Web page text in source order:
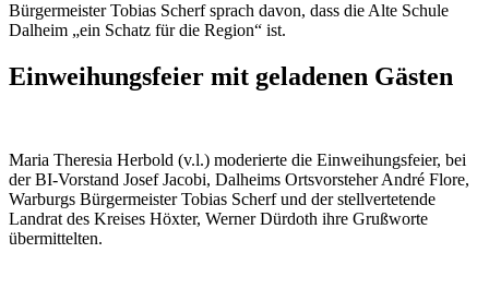
Bürgermeister Tobias Scherf sprach davon, dass die Alte Schule
Dalheim „ein Schatz für die Region“ ist.
Einweihungsfeier mit geladenen Gästen
Maria Theresia Herbold (v.l.) moderierte die Einweihungsfeier, bei
der BI-Vorstand Josef Jacobi, Dalheims Ortsvorsteher André Flore,
Warburgs Bürgermeister Tobias Scherf und der stellvertetende
Landrat des Kreises Höxter, Werner Dürdoth ihre Grußworte
übermittelten.